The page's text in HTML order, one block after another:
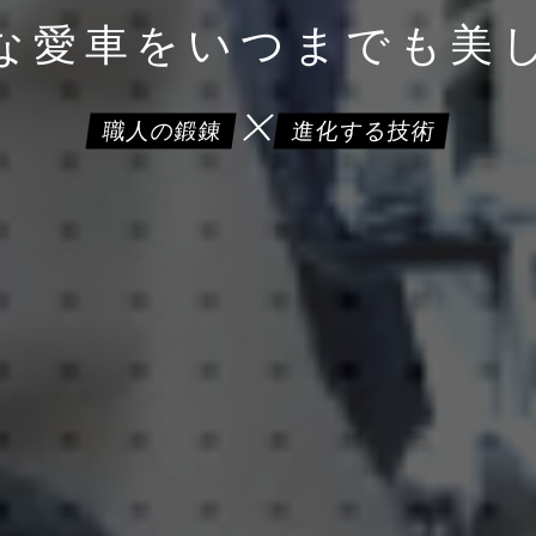
愛車を いつまでも美
職人の鍛錬 進化する技術